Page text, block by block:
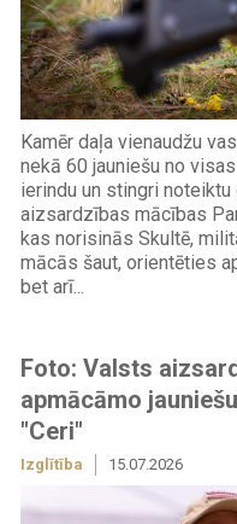
Kamēr daļa vienaudžu
nekā 60 jauniešu no
ierindu un stingri
aizsardzības mācības
kas norisinās Skultē,
mācās šaut, orientēties
bet arī...
Foto: Valsts
apmācāmo
"Ceri"
Izglītība 15.07.2026